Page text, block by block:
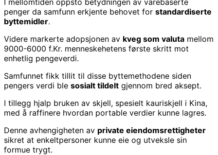
penger da samfunn erkjente behovet for standardiserte
byttemidler.
Videre markerte adopsjonen av kveg som valuta mellom
9000-6000 f.Kr. menneskehetens første skritt mot
enhetlig pengeverdi.
Samfunnet fikk tillit til disse byttemethodene siden
pengers verdi ble sosialt tildelt gjennom bred aksept.
I tillegg hjalp bruken av skjell, spesielt kauriskjell i Kina,
med å raffinere hvordan portable verdier kunne lagres.
Denne avhengigheten av private eiendomsrettigheter
sikret at enkeltpersoner kunne eie og utveksle sin
formue trygt.